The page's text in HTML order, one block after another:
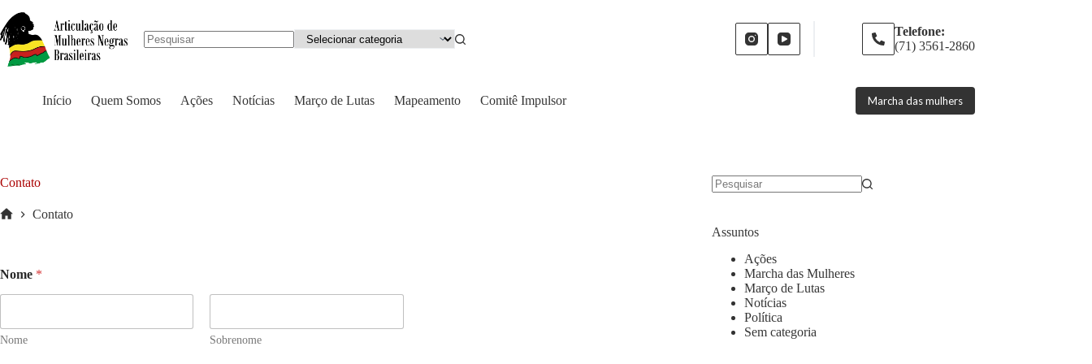
Telefone:
(71) 3561-2860
Início Quem Somos Ações Notícias Março de Lutas Mapeamento Comitê Impulsor Marcha das mulhers
Contato
Contato
Nome *
Nome Sobrenome
Assuntos
Ações
Marcha das Mulheres
Março de Lutas
Notícias
Política
Sem categoria